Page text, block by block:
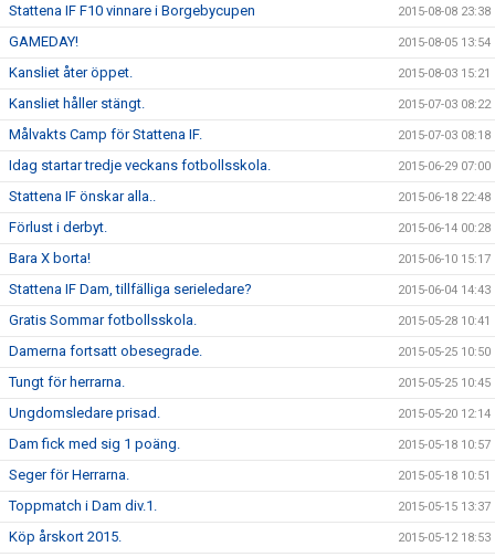
Stattena IF F10 vinnare i Borgebycupen 2015-08-08 23:38
GAMEDAY! 2015-08-05 13:54
Kansliet åter öppet. 2015-08-03 15:21
Kansliet håller stängt. 2015-07-03 08:22
Målvakts Camp för Stattena IF. 2015-07-03 08:18
Idag startar tredje veckans fotbollsskola. 2015-06-29 07:00
Stattena IF önskar alla.. 2015-06-18 22:48
Förlust i derbyt. 2015-06-14 00:28
Bara X borta! 2015-06-10 15:17
Stattena IF Dam, tillfälliga serieledare? 2015-06-04 14:43
Gratis Sommar fotbollsskola. 2015-05-28 10:41
Damerna fortsatt obesegrade. 2015-05-25 10:50
Tungt för herrarna. 2015-05-25 10:45
Ungdomsledare prisad. 2015-05-20 12:14
Dam fick med sig 1 poäng. 2015-05-18 10:57
Seger för Herrarna. 2015-05-18 10:51
Toppmatch i Dam div.1. 2015-05-15 13:37
Köp årskort 2015. 2015-05-12 18:53